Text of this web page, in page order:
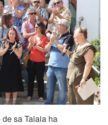
sa Talaia ha